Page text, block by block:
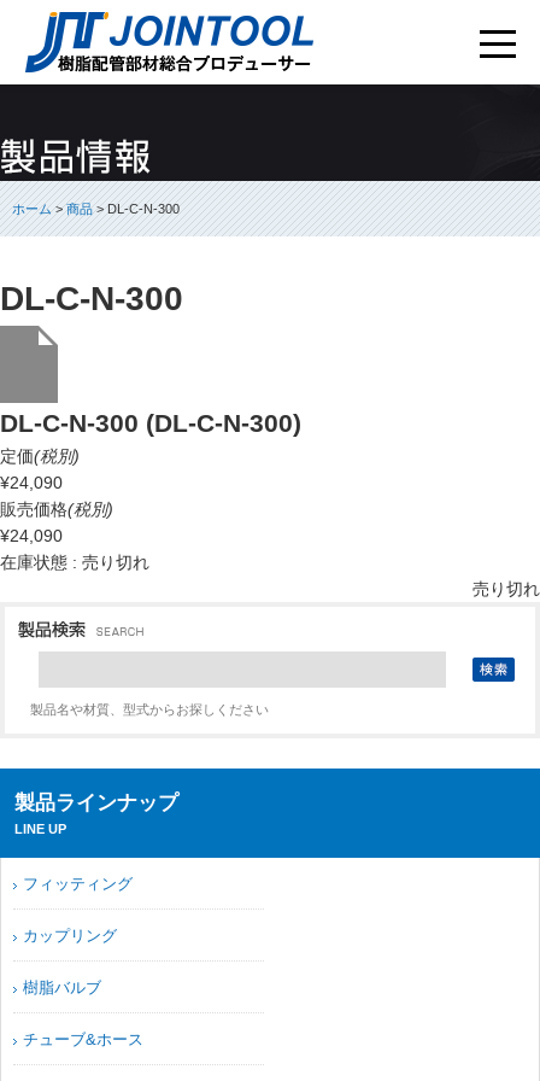
ホーム>商品> DL-C-N-300
DL-C-N-300
DL-C-N-300 (DL-C-N-300)
定価(税別)
¥24,090
販売価格(税別)
¥24,090
在庫状態 : 売り切れ
売り切れ
製品名や材質、型式からお探しください
製品ラインナップ
LINE UP
フィッティング
カップリング
樹脂バルブ
チューブ&ホース